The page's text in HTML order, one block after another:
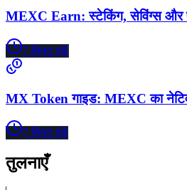
MEXC Earn: स्टेकिंग, सेविंग्स और
7 मिनट पढ़ें
MX Token गाइड: MEXC का
7 मिनट पढ़ें
तुलनाएँ